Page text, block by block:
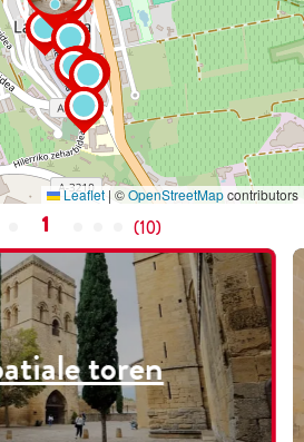
Leaflet | ©OpenStreetMapcontributors
1 (10)
toren